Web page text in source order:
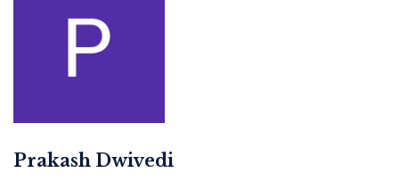
Prakash Dwivedi